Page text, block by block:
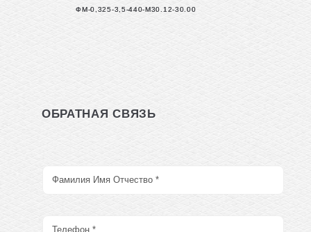
ФМ-0,325-3,5-440-М30.12-30.00
ОБРАТНАЯ СВЯЗЬ